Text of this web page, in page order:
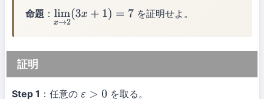
命題 ： limx→2( 3x +1 =7 を証明せよ。
証明
Step 1 ：任意の を取る。